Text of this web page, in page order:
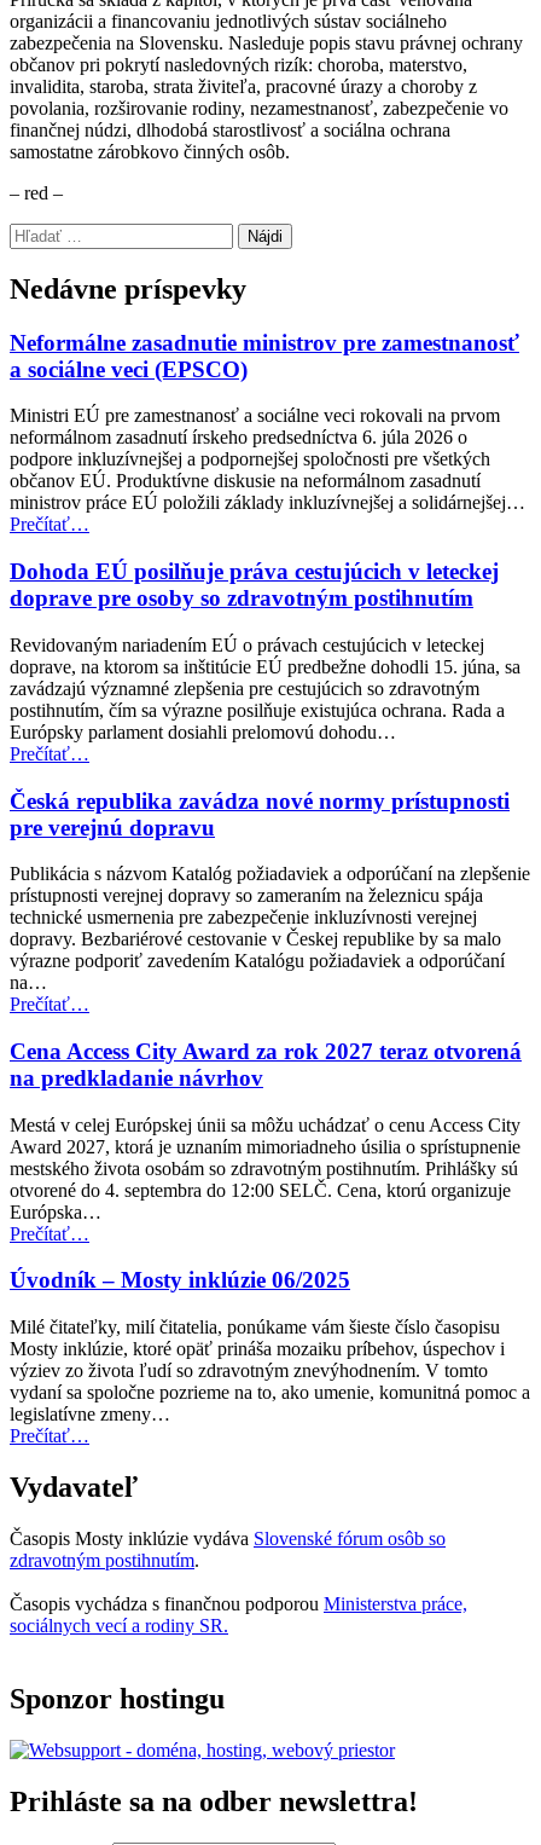
organizácii a financovaniu jednotlivých sústav sociálneho
zabezpečenia na Slovensku. Nasleduje popis stavu právnej ochrany
občanov pri pokrytí nasledovných rizík: choroba, materstvo,
invalidita, staroba, strata živiteľa, pracovné úrazy a choroby z
povolania, rozširovanie rodiny, nezamestnanosť, zabezpečenie vo
finančnej núdzi, dlhodobá starostlivosť a sociálna ochrana
samostatne zárobkovo činných osôb.
– red –
Preskočiť
späť
na
hlavnú
Hľadať:
Nedávne príspevky
Neformálne zasadnutie ministrov pre zamestnanosť
a sociálne veci (EPSCO)
Ministri EÚ pre zamestnanosť a sociálne veci rokovali na prvom
neformálnom zasadnutí írskeho predsedníctva 6. júla 2026 o
podpore inkluzívnejšej a podpornejšej spoločnosti pre všetkých
občanov EÚ. Produktívne diskusie na neformálnom zasadnutí
ministrov práce EÚ položili základy inkluzívnejšej a solidárnejšej…
Prečítať“Neformálne
ministrov
pre
zamestnanosť
sociálne
veci
(EPSCO)”
…
Dohoda EÚ posilňuje práva cestujúcich v leteckej
doprave pre osoby so zdravotným postihnutím
Revidovaným nariadením EÚ o právach cestujúcich v leteckej
doprave, na ktorom sa inštitúcie EÚ predbežne dohodli 15. júna, sa
zavádzajú významné zlepšenia pre cestujúcich so zdravotným
postihnutím, čím sa výrazne posilňuje existujúca ochrana. Rada a
Európsky parlament dosiahli prelomovú dohodu…
Prečítať“Dohoda
posilňuje
práva
cestujúcich
leteckej
doprave
pre
osoby
so
zdravotným
postihnutím”
…
Česká republika zavádza nové normy prístupnosti
pre verejnú dopravu
Publikácia s názvom Katalóg požiadaviek a odporúčaní na zlepšenie
prístupnosti verejnej dopravy so zameraním na železnicu spája
technické usmernenia pre zabezpečenie inkluzívnosti verejnej
dopravy. Bezbariérové cestovanie v Českej republike by sa malo
výrazne podporiť zavedením Katalógu požiadaviek a odporúčaní
na…
Prečítať“Česká
zavádza
nové
normy
pre
verejnú
dopravu”
…
Cena Access City Award za rok 2027 teraz otvorená
na predkladanie návrhov
Mestá v celej Európskej únii sa môžu uchádzať o cenu Access City
Award 2027, ktorá je uznaním mimoriadneho úsilia o sprístupnenie
mestského života osobám so zdravotným postihnutím. Prihlášky sú
otvorené do 4. septembra do 12:00 SELČ. Cena, ktorú organizuje
Európska…
Prečítať“Cena
City
za
rok
2027
teraz
otvorená
na
predkladanie
návrhov”
…
Úvodník – Mosty inklúzie 06/2025
Milé čitateľky, milí čitatelia, ponúkame vám šieste číslo časopisu
Mosty inklúzie, ktoré opäť prináša mozaiku príbehov, úspechov i
výziev zo života ľudí so zdravotným znevýhodnením. V tomto
vydaní sa spoločne pozrieme na to, ako umenie, komunitná pomoc a
legislatívne zmeny…
Prečítať“Úvodník
Mosty
inklúzie
…
Vydavateľ
Časopis Mosty inklúzie vydáva Slovenské fórum osôb so
zdravotným postihnutím.
Časopis vychádza s finančnou podporou Ministerstva práce,
sociálnych vecí a rodiny SR.
Sponzor hostingu
Prihláste sa na odber newslettra!